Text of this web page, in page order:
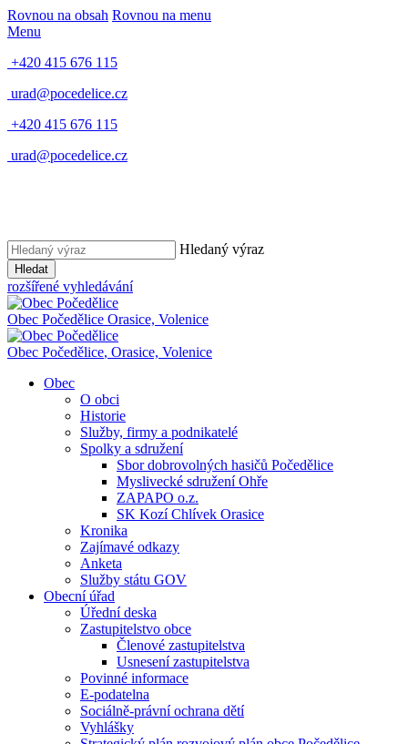
Rovnou na obsah Rovnou na menu
Menu
+420 415 676 115
urad@pocedelice.cz
+420 415 676 115
urad@pocedelice.cz
Hledaný výraz
Hledat
rozšířené vyhledávání
Obec Počedělice Orasice, Volenice
Obec Počedělice, Orasice, Volenice
Obec
O obci
Historie
Služby, firmy a podnikatelé
Spolky a sdružení
Sbor dobrovolných hasičů Počedělice
Myslivecké sdružení Ohře
ZAPAPO o.z.
SK Kozí Chlívek Orasice
Kronika
Zajímavé odkazy
Anketa
Služby státu GOV
Obecní úřad
Úřední deska
Zastupitelstvo obce
Členové zastupitelstva
Usnesení zastupitelstva
Povinné informace
E-podatelna
Sociálně-právní ochrana dětí
Vyhlášky